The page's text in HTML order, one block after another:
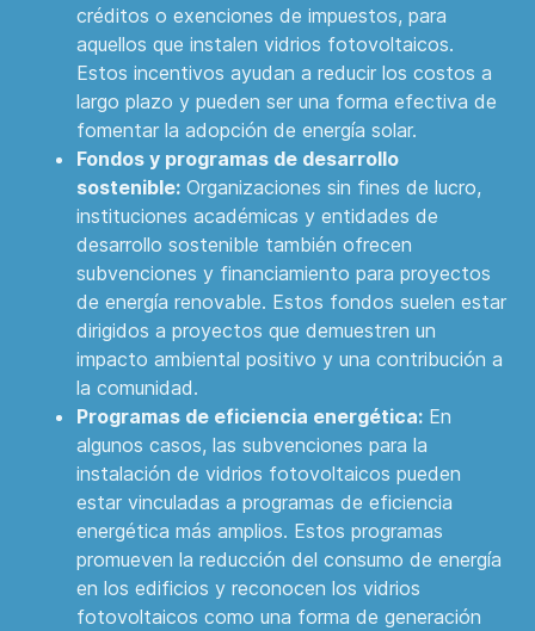
créditos o exenciones de impuestos, para
aquellos que instalen vidrios fotovoltaicos.
Estos incentivos ayudan a reducir los costos a
largo plazo y pueden ser una forma efectiva de
fomentar la adopción de energía solar.
Fondos y programas de desarrollo
sostenible:Organizaciones sin fines de lucro,
instituciones académicas y entidades de
desarrollo sostenible también ofrecen
subvenciones y financiamiento para proyectos
de energía renovable. Estos fondos suelen estar
dirigidos a proyectos que demuestren un
impacto ambiental positivo y una contribución a
la comunidad.
Programas de eficiencia energética:En
algunos casos, las subvenciones para la
instalación de vidrios fotovoltaicos pueden
estar vinculadas a programas de eficiencia
energética más amplios. Estos programas
promueven la reducción del consumo de energía
en los edificios y reconocen los vidrios
fotovoltaicos como una forma de generación